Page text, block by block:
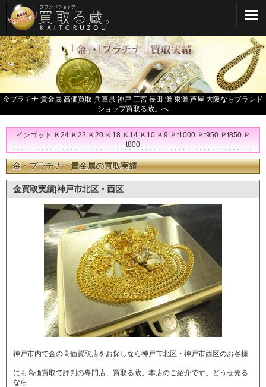
金プラチナ 貴金属 高価買取 兵庫県 神戸 三宮 長田 灘 東灘 芦屋 大阪ならブランド
ショップ買取る蔵。へ
インゴット Ｋ24 Ｋ22 Ｋ20 Ｋ18 Ｋ14 Ｋ10 Ｋ9 Ｐt1000 Ｐt950 Ｐt850 Ｐ
t800
金・プラチナ・貴金属の買取実績
金買取実績|神戸市北区・西区
神戸市内で金の高価買取店をお探しなら神戸市北区・神戸市西区のお客様
にも高価買取で評判の専門店、買取る蔵。本店のご紹介です。どうせ売る
なら